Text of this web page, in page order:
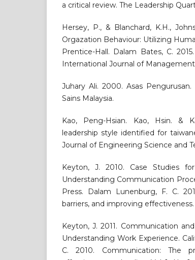
a critical review. The Leadership
Hersey, P., & Blanchard, K.H.,
Orgazation Behaviour: Utilizing
Prentice-Hall. Dalam Bates, C.
International Journal of
Juhary Ali. 2000. Asas
Sains Malaysia.
Kao, Peng-Hsian. Kao, Hsin. &
leadership style identified for
Journal of Engineering Science and
Keyton, J. 2010. Case Studies
Understanding Communication
Press. Dalam Lunenburg, F. C.
barriers, and improving effectiveness.
Keyton, J. 2011. Communication
Understanding Work Experience.
C. 2010. Communication: The